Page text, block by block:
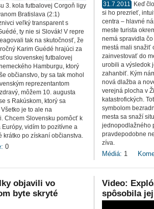
3. kola futbalovej Corgoň ligy
Bratislava (2:1)
veľký transparent s
ty nie si Slovák! V repre
tak na skutočnosť, že
Karim Guédé hrajúci za
slovenskej futbalovej
Hamburgu, ktorý
občianstvo, by sa tak mohol
reprezentantom
môžem 10. augusta
s Rakúskom, ktorý sa
je to ale na
Chcem Slovensku pomôcť k
vidím to pozitívne a
krátko po získaní občianstva.
0
31.7.2011
Keď
si ho prezrieť,
centra – hlavné
meste turista
nemá spravidla
mestá mali snažiť
zainvestovať do
urobili a výsledok
zahanbiť. Kým
nová dlažba a
verejná plocha v
katastrofických.
symbolom
mesta sa snaží
jednopodlažného
pravdepodobne
zíva.
Médiá: 1
objavili vo
byte skryté
Video:
spôsobila